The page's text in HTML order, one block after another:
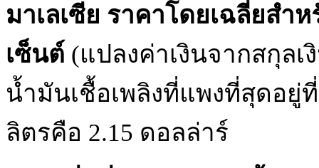
มาเลเซีย ราคาโดยเฉลี่ยส
เซ็นต์ (แปลงค่าเงินจากสกุล
น้ำมันเชื้อเพลิงที่แพงที่สุดอยู่
ลิตรคือ 2.15 ดอลล่าร์